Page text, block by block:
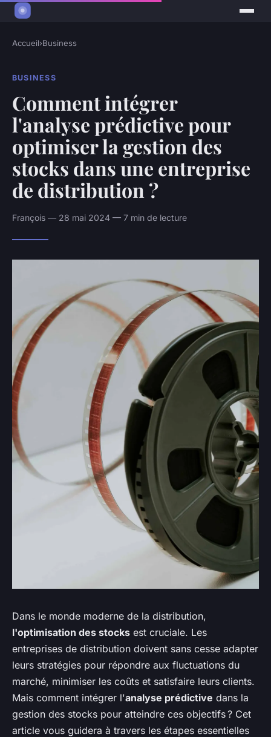
Accueil›Business
BUSINESS
Comment intégrer
l'analyse prédictive pour
optimiser la gestion des
stocks dans une entreprise
de distribution ?
François — 28 mai 2024 — 7 min de lecture
Dans le monde moderne de la distribution,
l'optimisation des stocks est cruciale. Les
entreprises de distribution doivent sans cesse adapter
leurs stratégies pour répondre aux fluctuations du
marché, minimiser les coûts et satisfaire leurs clients.
Mais comment intégrer l'analyse prédictive dans la
gestion des stocks pour atteindre ces objectifs ? Cet
article vous guidera à travers les étapes essentielles